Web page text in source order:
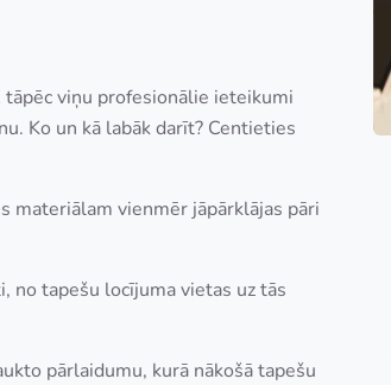
viņu profesionālie ieteikumi
Ko un kā labāk darīt? Centieties
materiālam vienmēr jāpārklājas pāri
no tapešu locījuma vietas uz tās
pārlaidumu, kurā nākošā tapešu